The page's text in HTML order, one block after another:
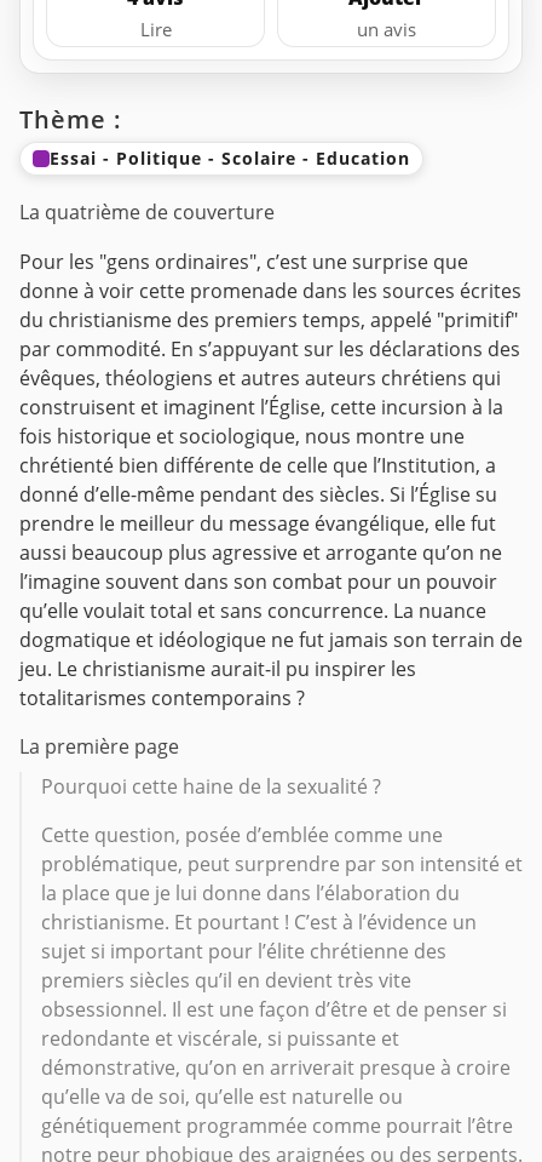
Lire un avis
Thème :
Essai - Politique - Scolaire - Education
La quatrième de couverture
Pour les "gens ordinaires", c’est une surprise que
donne à voir cette promenade dans les sources écrites
du christianisme des premiers temps, appelé "primitif"
par commodité. En s’appuyant sur les déclarations des
évêques, théologiens et autres auteurs chrétiens qui
construisent et imaginent l’Église, cette incursion à la
fois historique et sociologique, nous montre une
chrétienté bien différente de celle que l’Institution, a
donné d’elle-même pendant des siècles. Si l’Église su
prendre le meilleur du message évangélique, elle fut
aussi beaucoup plus agressive et arrogante qu’on ne
l’imagine souvent dans son combat pour un pouvoir
qu’elle voulait total et sans concurrence. La nuance
dogmatique et idéologique ne fut jamais son terrain de
jeu. Le christianisme aurait-il pu inspirer les
totalitarismes contemporains ?
La première page
Pourquoi cette haine de la sexualité ?
Cette question, posée d’emblée comme une
problématique, peut surprendre par son intensité et
la place que je lui donne dans l’élaboration du
christianisme. Et pourtant ! C’est à l’évidence un
sujet si important pour l’élite chrétienne des
premiers siècles qu’il en devient très vite
obsessionnel. Il est une façon d’être et de penser si
redondante et viscérale, si puissante et
démonstrative, qu’on en arriverait presque à croire
qu’elle va de soi, qu’elle est naturelle ou
génétiquement programmée comme pourrait l’être
notre peur phobique des araignées ou des serpents.